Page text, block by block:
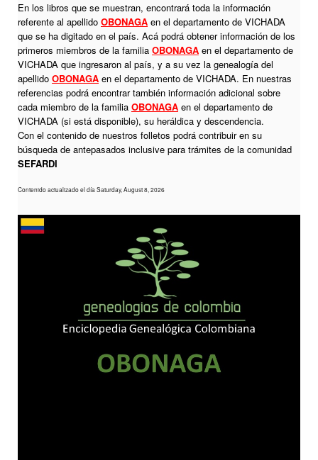
En los libros que se muestran, encontrará toda la información
referente al apellido OBONAGA en el departamento de VICHADA
que se ha digitado en el país. Acá podrá obtener información de los
primeros miembros de la familia OBONAGA en el departamento de
VICHADA que ingresaron al país, y a su vez la genealogía del
apellido OBONAGA en el departamento de VICHADA. En nuestras
referencias podrá encontrar también información adicional sobre
cada miembro de la familia OBONAGA en el departamento de
VICHADA (si está disponible), su heráldica y descendencia.
Con el contenido de nuestros folletos podrá contribuir en su
búsqueda de antepasados inclusive para trámites de la comunidad
SEFARDI
Contenido actualizado el día Saturday, August 8, 2026